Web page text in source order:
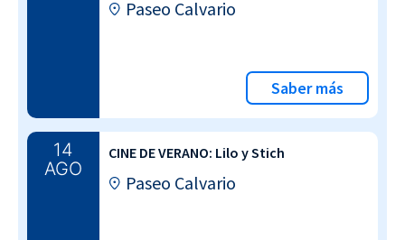
Paseo Calvario
Saber más
14
AGO
CINE DE VERANO: Lilo y Stich
Paseo Calvario